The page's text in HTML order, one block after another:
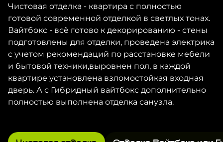
Чистовая отделка - квартира с полностью
готовой современной отделкой в светлых тонах.
Вайтбокс - всё готово к декорированию - стены
подготовлены для отделки, проведена электрика
с учетом рекомендаций по расстановке мебели
и бытовой техники,выровнен пол, в каждой
квартире установлена взломостойкая входная
дверь. А с Гибридный вайтбокс дополнительно
полностью выполнена отделка санузла.